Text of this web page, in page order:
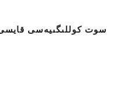
سوت كوللىگىيەسى قايسى